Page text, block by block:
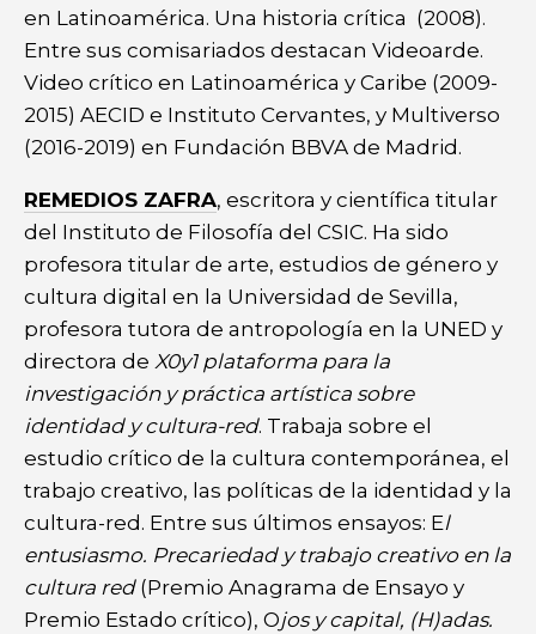
en Latinoamérica. Una historia crítica (2008).
Entre sus comisariados destacan Videoarde.
Video crítico en Latinoamérica y Caribe (2009-
2015) AECID e Instituto Cervantes, y Multiverso
(2016-2019) en Fundación BBVA de Madrid.
REMEDIOS ZAFRA, escritora y científica titular
del Instituto de Filosofía del CSIC. Ha sido
profesora titular de arte, estudios de género y
cultura digital en la Universidad de Sevilla,
profesora tutora de antropología en la UNED y
directora de X0y1 plataforma para la
investigación y práctica artística sobre
identidad y cultura-red. Trabaja sobre el
estudio crítico de la cultura contemporánea, el
trabajo creativo, las políticas de la identidad y la
cultura-red. Entre sus últimos ensayos: El
entusiasmo. Precariedad y trabajo creativo en la
cultura red(Premio Anagrama de Ensayo y
Premio Estado crítico), Ojos y capital, (H)adas.